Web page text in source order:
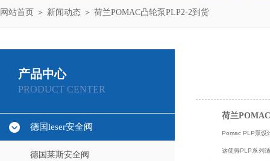
网站首页 ＞ 新闻动态 ＞ 荷兰POMAC凸轮泵PLP2-2到货
产品中心
PRODUCT CENTER
德国leser安全阀
德国莱斯安全阀
荷兰
Pomac PLP泵设
这使得PLP系列